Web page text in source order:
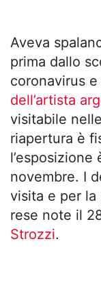
Aveva
prima dallo
coronavirus e
dell’artista
visitabile
riapertura è
l’esposizione
novembre. I
visita e per la
rese note il
Strozzi.